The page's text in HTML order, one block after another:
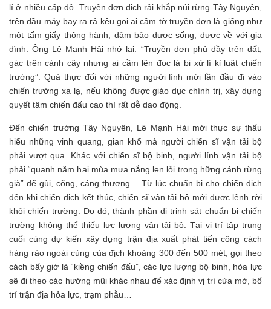
lí ở nhiều cấp độ. Truyền đơn địch rải khắp núi rừng Tây Nguyên,
trên đầu máy bay ra rả kêu gọi ai cầm tờ truyền đơn là giống như
một tấm giấy thông hành, đảm bảo được sống, được về với gia
đình. Ông Lê Mạnh Hải nhớ lại: “Truyền đơn phủ đầy trên đất,
gác trên cành cây nhưng ai cầm lên đọc là bị xử lí kỉ luật chiến
trường”. Quả thực đối với những người lính mới lần đầu đi vào
chiến trường xa lạ, nếu không được giáo dục chính trị, xây dựng
quyết tâm chiến đấu cao thì rất dễ dao động.
Đến chiến trường Tây Nguyên, Lê Mạnh Hải mới thực sự thấu
hiểu những vinh quang, gian khổ mà người chiến sĩ vận tải bộ
phải vượt qua. Khác với chiến sĩ bộ binh, người lính vận tải bộ
phải “quanh năm hai mùa mưa nắng len lỏi trong hững cánh rừng
già” để gùi, cõng, cáng thương… Từ lúc chuẩn bị cho chiến dịch
đến khi chiến dịch kết thúc, chiến sĩ vận tải bộ mới được lệnh rời
khỏi chiến trường. Do đó, thành phần đi trinh sát chuẩn bị chiến
trường không thể thiếu lực lượng vận tải bộ. Tại vị trí tập trung
cuối cùng dự kiến xây dựng trận địa xuất phát tiến công cách
hàng rào ngoài cùng của địch khoảng 300 đến 500 mét, gọi theo
cách bấy giờ là “kiềng chiến đấu”, các lực lượng bộ binh, hỏa lực
sẽ đi theo các hướng mũi khác nhau để xác định vị trí cửa mở, bố
trí trận địa hỏa lực, trạm phẫu…